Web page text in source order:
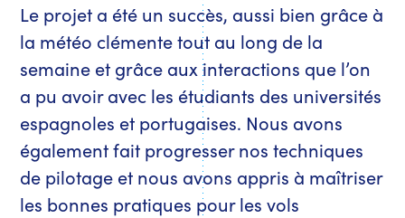
Le projet a été un succès, aussi bien grâce à
la météo clémente tout au long de la
semaine et grâce aux interactions que l’on
a pu avoir avec les étudiants des universités
espagnoles et portugaises. Nous avons
également fait progresser nos techniques
de pilotage et nous avons appris à maîtriser
les bonnes pratiques pour les vols